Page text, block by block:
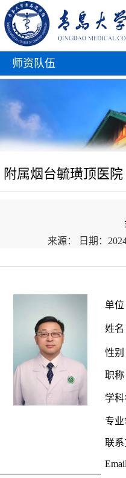
师资队伍
附属烟台毓璜顶医院
来源： 日期：
单位
姓名
性别
职称
学科
专业
联系